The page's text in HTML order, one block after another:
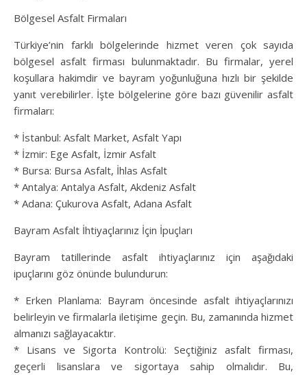
Bölgesel Asfalt Firmaları
Türkiye’nin farklı bölgelerinde hizmet veren çok sayıda
bölgesel asfalt firması bulunmaktadır. Bu firmalar, yerel
koşullara hakimdir ve bayram yoğunluğuna hızlı bir şekilde
yanıt verebilirler. İşte bölgelerine göre bazı güvenilir asfalt
firmaları:
* İstanbul: Asfalt Market, Asfalt Yapı
* İzmir: Ege Asfalt, İzmir Asfalt
* Bursa: Bursa Asfalt, İhlas Asfalt
* Antalya: Antalya Asfalt, Akdeniz Asfalt
* Adana: Çukurova Asfalt, Adana Asfalt
Bayram Asfalt İhtiyaçlarınız İçin İpuçları
Bayram tatillerinde asfalt ihtiyaçlarınız için aşağıdaki
ipuçlarını göz önünde bulundurun:
* Erken Planlama: Bayram öncesinde asfalt ihtiyaçlarınızı
belirleyin ve firmalarla iletişime geçin. Bu, zamanında hizmet
almanızı sağlayacaktır.
* Lisans ve Sigorta Kontrolü: Seçtiğiniz asfalt firması,
geçerli lisanslara ve sigortaya sahip olmalıdır. Bu,